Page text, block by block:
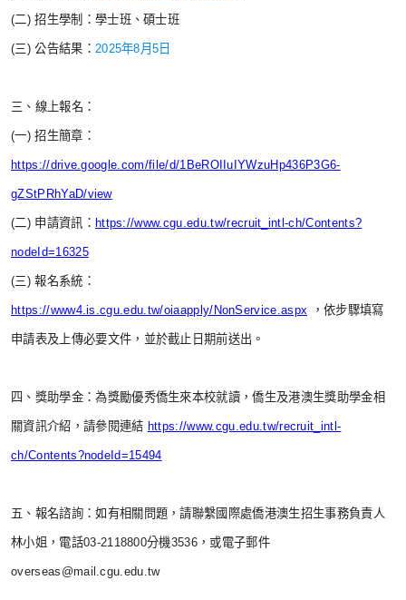
(二) 招生學制：學士班、碩士班
(三) 公告結果： 2025年8月5日
三、線上報名：
(一) 招生簡章：
https://drive.google.com/file/d/1BeROIIuIYWzuHp436P3G6-
gZStPRhYaD/view
(二) 申請資訊： https://www.cgu.edu.tw/recruit_intl-ch/Contents?
nodeId=16325
(三) 報名系統：
https://www4.is.cgu.edu.tw/oiaapply/NonService.aspx ，依步驟填寫
申請表及上傳必要文件，並於截止日期前送出。
四、獎助學金：為獎勵優秀僑生來本校就讀，僑生及港澳生獎助學金相
關資訊介紹，請參閱連結 https://www.cgu.edu.tw/recruit_intl-
ch/Contents?nodeId=15494
五、報名諮詢：如有相關問題，請聯繫國際處僑港澳生招生事務負責人
林小姐，電話03-2118800分機3536，或電子郵件
overseas@mail.cgu.edu.tw